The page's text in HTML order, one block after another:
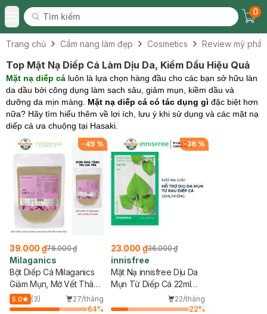
Toggle Menu
Tìm kiếm
Tìm kiếm
0
Trang chủ Cẩm nang làm đẹp Cosmetics Review mỹ
Top Mặt Nạ Diếp Cá Làm Dịu Da, Kiềm Dầu Hiệu Quả
Mặt nạ diếp cá luôn là lựa chọn hàng đầu cho các bạn sở hữu làn
da dầu bởi công dụng làm sạch sâu, giảm mụn, kiềm dầu và
dưỡng da mịn màng. Mặt nạ diếp cá có tác dụng gì đặc biệt hơn
nữa? Hãy tìm hiểu thêm về lợi ích, lưu ý khi sử dụng và các mặt nạ
diếp cá ưa chuộng tại Hasaki.
-49 %
39.000 ₫76.000 ₫
Milaganics
Bột Diếp Cá Milaganics
Giảm Mụn, Mờ Vết Thâm
100g
5.0 (3)
27/tháng
64%
-36 %
23.000 ₫36.000 ₫
innisfree
Mặt Nạ innisfree Dịu Da
Mụn Từ Diếp Cá 22ml
22/tháng
22%